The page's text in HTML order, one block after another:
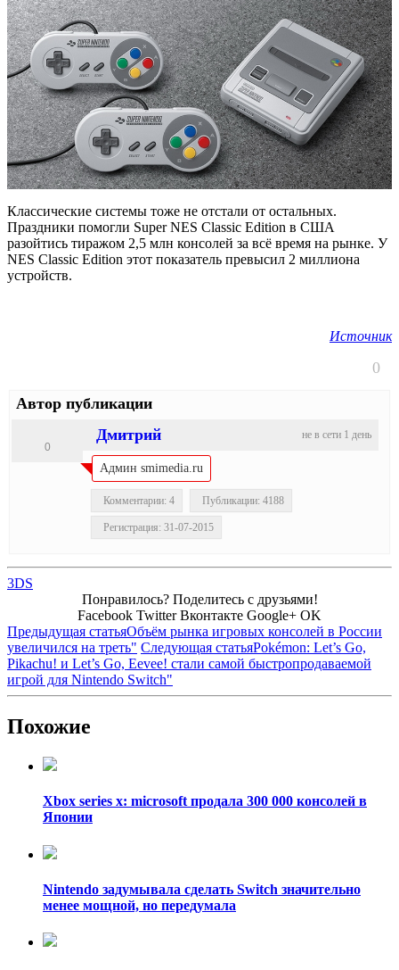
Классические системы тоже не отстали от остальных.
Праздники помогли Super NES Classic Edition в США
разойтись тиражом 2,5 млн консолей за всё время на рынке. У
NES Classic Edition этот показатель превысил 2 миллиона
устройств.
Источник
0
Автор публикации
не в сети 1 день
Дмитрий
0
Админ smimedia.ru
Комментарии: 4 Публикации: 4188
Регистрация: 31-07-2015
3DS
Понравилось? Поделитесь с друзьями!
Facebook Twitter Вконтакте Google+ OK
Предыдущая статьяОбъём рынка игровых консолей в России
увеличился на треть" Следующая статьяPokémon: Let’s Go,
Pikachu! и Let’s Go, Eevee! стали самой быстропродаваемой
игрой для Nintendo Switch"
Похожие
Xbox series x: microsoft продала 300 000 консолей в
Японии
Nintendo задумывала сделать Switch значительно
менее мощной, но передумала